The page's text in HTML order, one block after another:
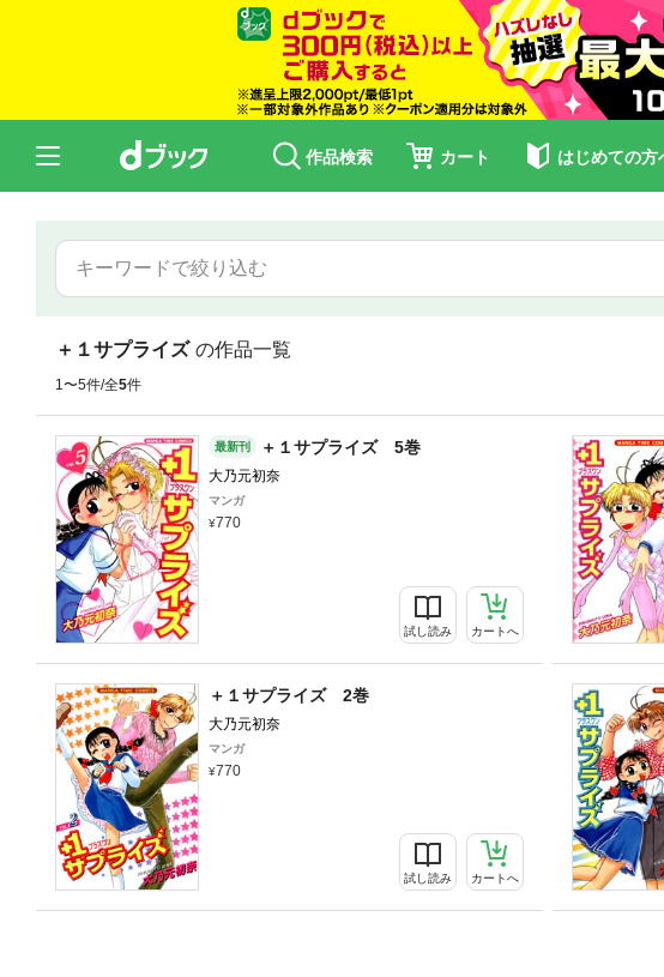
作品検索 カート はじめての方
＋１サプライズ の作品一覧
1〜5件/全5件
最新刊 ＋１サプライズ 5巻
大乃元初奈
マンガ
770
試し読み カートへ
＋１サプライズ 2巻
大乃元初奈
マンガ
770
試し読み カートへ